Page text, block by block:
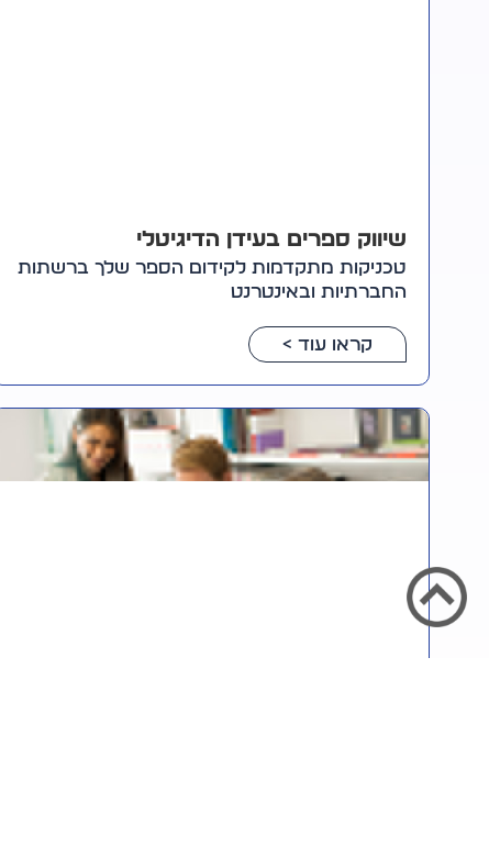
שיווק ספרים בעידן הדיגיטלי
טכניקות מתקדמות לקידום הספר שלך ברשתות
החברתיות ובאינטרנט
קראו עוד >